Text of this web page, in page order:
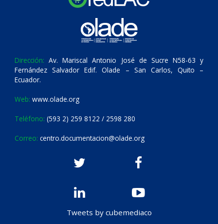
Dirección: Av. Mariscal Antonio José de Sucre N58-63 y
Fernández Salvador Edif. Olade – San Carlos, Quito –
Ecuador.
Web: www.olade.org
Teléfono: (593 2) 259 8122 / 2598 280
Correo: centro.documentacion@olade.org
Tweets by cubemediaco